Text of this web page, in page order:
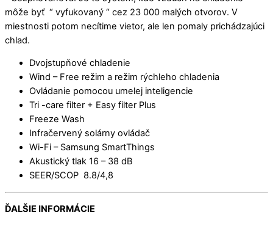
môže byť “ vyfukovaný “ cez 23 000 malých otvorov. V
miestnosti potom necítime vietor, ale len pomaly prichádzajúci
chlad.
Dvojstupňové chladenie
Wind – Free režim a režim rýchleho chladenia
Ovládanie pomocou umelej inteligencie
Tri -care filter + Easy filter Plus
Freeze Wash
Infračervený solárny ovládač
Wi-Fi – Samsung SmartThings
Akustický tlak 16 – 38 dB
SEER/SCOP 8.8/4,8
ĎALŠIE INFORMÁCIE